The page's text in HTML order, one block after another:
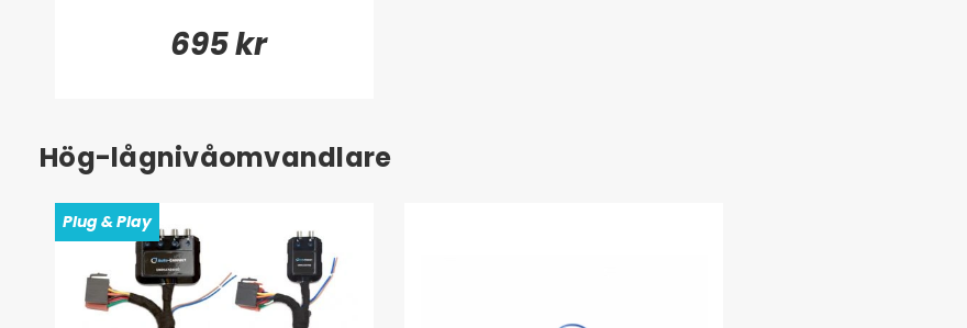
695 kr
Hög-lågnivåomvandlare
Plug & Play